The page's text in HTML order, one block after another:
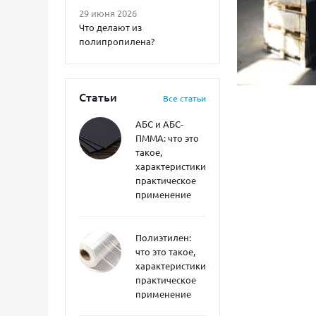
29 июня 2026
Что делают из
полипропилена?
Статьи Все статьи
АБС и АБС-
ПММА: что это
такое,
характеристики,
практическое
применение
Полиэтилен:
что это такое,
характеристики,
практическое
применение